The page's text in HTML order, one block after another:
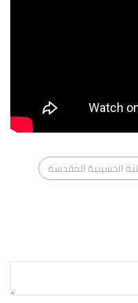
الحسينية المقدسة